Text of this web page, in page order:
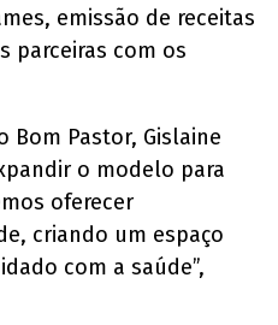
emissão de receitas
parceiras com os
Bom Pastor, Gislaine
o modelo para
oferecer
criando um espaço
com a saúde”,